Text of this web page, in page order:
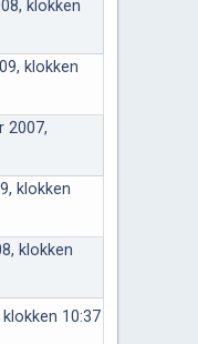
klokken
klokken
2007,
klokken
klokken
10:37